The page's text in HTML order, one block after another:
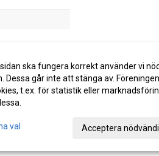
ska fungera korrekt använder vi
Dessa går inte att stänga av.
t.ex. för statistik eller
val Acceptera